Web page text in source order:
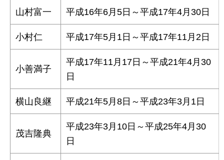
山村富一 平成16年6月5日～平成17年4月30日
小村仁 平成17年5月1日～平成17年11月2日
小善満子
平成17年11月17日～平成21年4月30
日
横山良継 平成21年5月8日～平成23年3月1日
茂吉隆典
平成23年3月10日～平成25年4月30
日